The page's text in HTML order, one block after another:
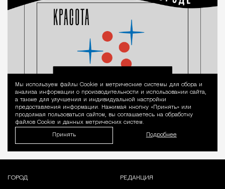
Уведомление
Мы используем файлы Сookie и метрические системы для сбора и
анализа информации о производительности и использовании сайта,
а также для улучшения и индивидуальной настройки
предоставления информации. Нажимая кнопку «Принять» или
продолжая пользоваться сайтом, вы соглашаетесь на обработку
файлов Cookie и данных метрических систем.
Принять Подробнее
ГОРОД РЕДАКЦИЯ